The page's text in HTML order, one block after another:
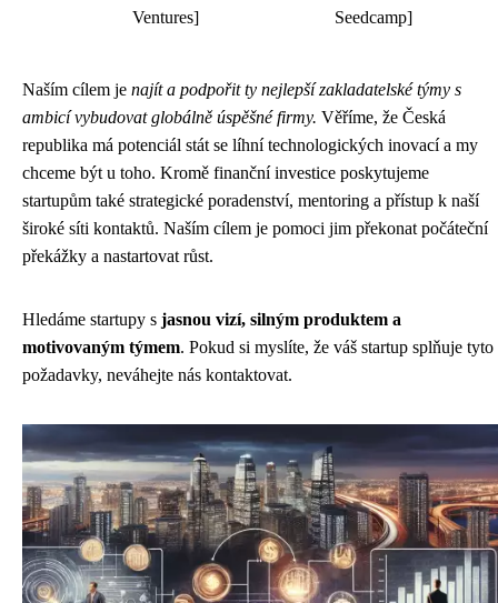
Ventures]
Seedcamp]
Naším cílem je najít a podpořit ty nejlepší zakladatelské týmy s
ambicí vybudovat globálně úspěšné firmy. Věříme, že Česká
republika má potenciál stát se líhní technologických inovací a my
chceme být u toho. Kromě finanční investice poskytujeme
startupům také strategické poradenství, mentoring a přístup k naší
široké síti kontaktů. Naším cílem je pomoci jim překonat počáteční
překážky a nastartovat růst.
Hledáme startupy s jasnou vizí, silným produktem a
motivovaným týmem. Pokud si myslíte, že váš startup splňuje tyto
požadavky, neváhejte nás kontaktovat.